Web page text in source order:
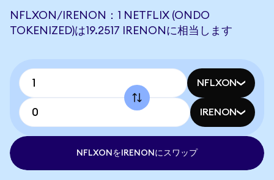
NFLXON/IRENON：1 NETFLIX (ONDO
TOKENIZED)は19.2517 IRENONに相当します
NFLXON
IRENON
NFLXONをIRENONにスワップ